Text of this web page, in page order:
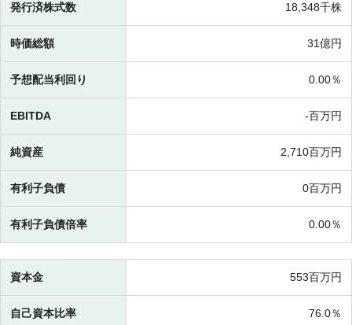
発行済株式数 18,348千株
時価総額 31億円
予想配当利回り 0.00％
EBITDA -百万円
純資産 2,710百万円
有利子負債 0百万円
有利子負債倍率 0.00％
資本金 553百万円
自己資本比率 76.0％